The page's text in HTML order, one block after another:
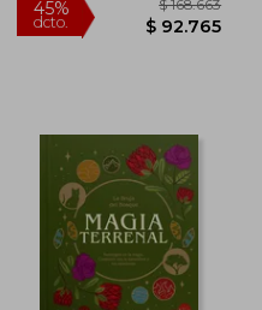
45%
dcto.